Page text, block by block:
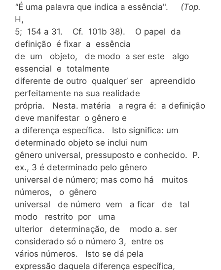
"É uma palavra que indica a essência". (Top.
H,
5; 154 a 31. Cf. 101b 38). O papel da
definição é fixar a essência
de um objeto, de modo a ser este algo
essencial e totalmente
diferente de outro qualquer’ ser apreendido
perfeitamente na sua realidade
própria. Nesta. matéria a regra é: a definição
deve manifestar o gênero e
a diferença específica. Isto significa: um
determinado objeto se inclui num
gênero universal, pressuposto e conhecido. P.
ex., 3 é determinado pelo gênero
universal de número; mas como há
muitos
números, o gênero
universal de número vem a ficar de tal
modo restrito por uma
ulterior determinação, de modo a. ser
considerado só o número 3, entre os
vários números. Isto se dá pela
expressão daquela diferença específica,